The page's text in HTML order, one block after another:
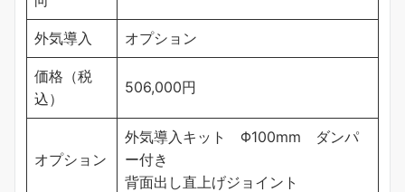
外気導入 オプション
価格（税
込）
506,000円
オプション
外気導入キット Φ100mm ダンパ
ー付き
背面出し直上げジョイント